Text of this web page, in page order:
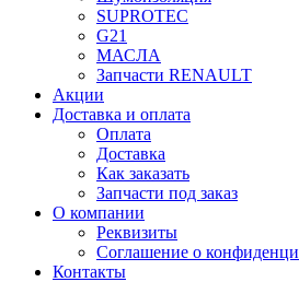
SUPROTEC
G21
МАСЛА
Запчасти RENAULT
Акции
Доставка и оплата
Оплата
Доставка
Как заказать
Запчасти под заказ
О компании
Реквизиты
Соглашение о
Контакты